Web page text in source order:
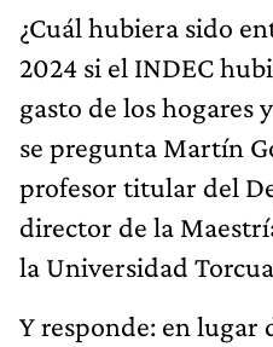
¿Cuál hubiera sido
2024 si el INDEC
gasto de los hogares
se pregunta Martín
profesor titular del
director de la
la Universidad
Y responde: en lugar